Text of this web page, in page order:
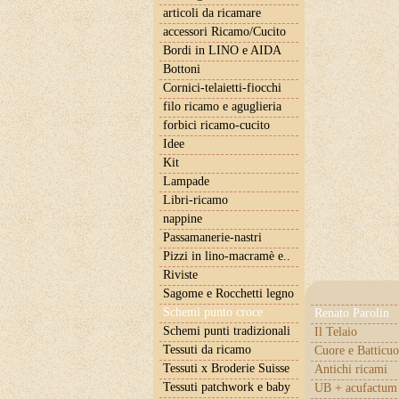
articoli da ricamare
accessori Ricamo/Cucito
Bordi in LINO e AIDA
Bottoni
Cornici-telaietti-fiocchi
filo ricamo e aguglieria
forbici ricamo-cucito
Idee
Kit
Lampade
Libri-ricamo
nappine
Passamanerie-nastri
Pizzi in lino-macramè e..
Riviste
Sagome e Rocchetti legno
Schemi punto croce
Renato Parolin
Il Telaio
Cuore e
Antichi ricami
UB +
Schemi punti tradizionali
Tessuti da ricamo
Tessuti x Broderie Suisse
Tessuti patchwork e baby